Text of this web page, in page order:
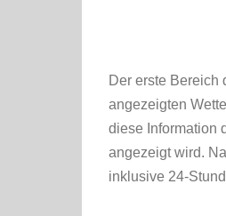
Der erste Bereich
angezeigten
diese Information
angezeigt wird.
inklusive 24-